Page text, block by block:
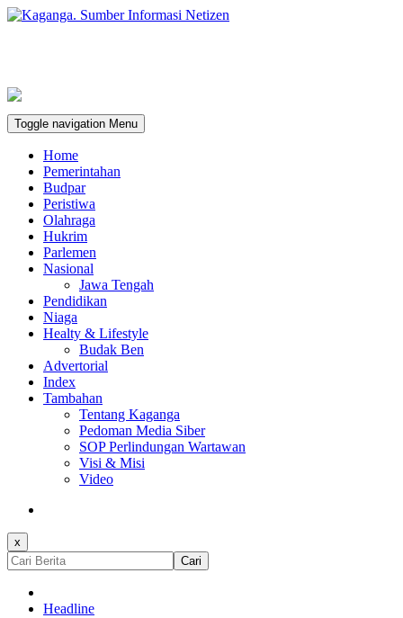
Toggle navigation Menu
Home
Pemerintahan
Budpar
Peristiwa
Olahraga
Hukrim
Parlemen
Nasional
Jawa Tengah
Pendidikan
Niaga
Healty & Lifestyle
Budak Ben
Advertorial
Index
Tambahan
Tentang Kaganga
Pedoman Media Siber
SOP Perlindungan Wartawan
Visi & Misi
Video
x
Cari
Headline